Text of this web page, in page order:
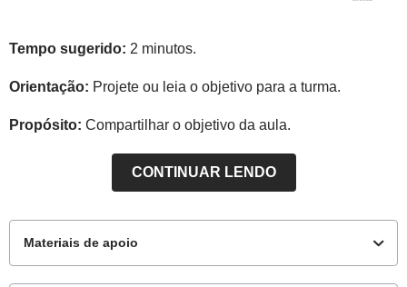
Tempo sugerido: 2 minutos.
Orientação: Projete ou leia o objetivo para a turma.
Propósito: Compartilhar o objetivo da aula.
CONTINUAR LENDO
Materiais de apoio